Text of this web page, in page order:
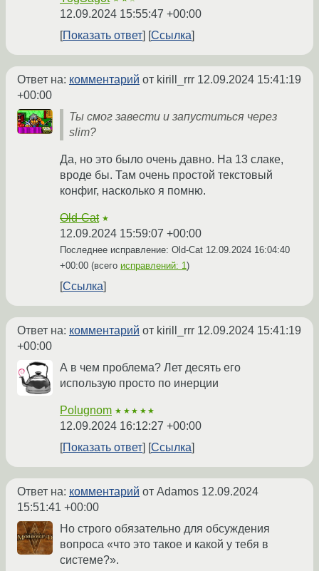
12.09.2024 15:55:47 +00:00
Показать ответ
Ссылка
Ответ на: комментарий от kirill_rrr 12.09.2024 15:41:19
+00:00
Ты смог завести и запуститься через
slim?
Да, но это было очень давно. На 13 слаке,
вроде бы. Там очень простой текстовый
конфиг, насколько я помню.
Old-Cat ★
12.09.2024 15:59:07 +00:00
Последнее исправление: Old-Cat 12.09.2024 16:04:40
+00:00 (всего исправлений: 1)
Ссылка
Ответ на: комментарий от kirill_rrr 12.09.2024 15:41:19
+00:00
А в чем проблема? Лет десять его
использую просто по инерции
Polugnom ★★★★★
12.09.2024 16:12:27 +00:00
Показать ответ
Ссылка
Ответ на: комментарий от Adamos 12.09.2024
15:51:41 +00:00
Но строго обязательно для обсуждения
вопроса «что это такое и какой у тебя в
системе?».